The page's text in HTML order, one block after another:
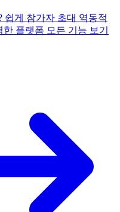
쉽게 참가자 초대 역동적
한 플랫폼 모든 기능 보기